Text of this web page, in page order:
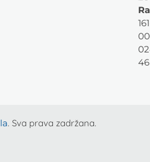
46
. Sva prava zadržana.